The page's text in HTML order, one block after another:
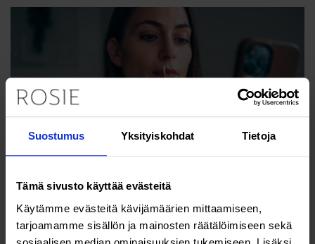
Suostumus Yksityiskohdat Tietoja
Tämä sivusto käyttää evästeitä
Käytämme evästeitä kävijämäärien mittaamiseen,
tarjoamamme sisällön ja mainosten räätälöimiseen sekä
Terveys & hyvinvointi